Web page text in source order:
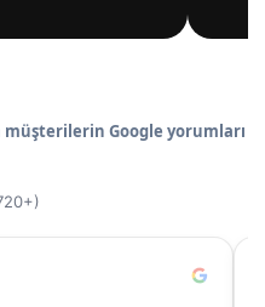
Google yorumları